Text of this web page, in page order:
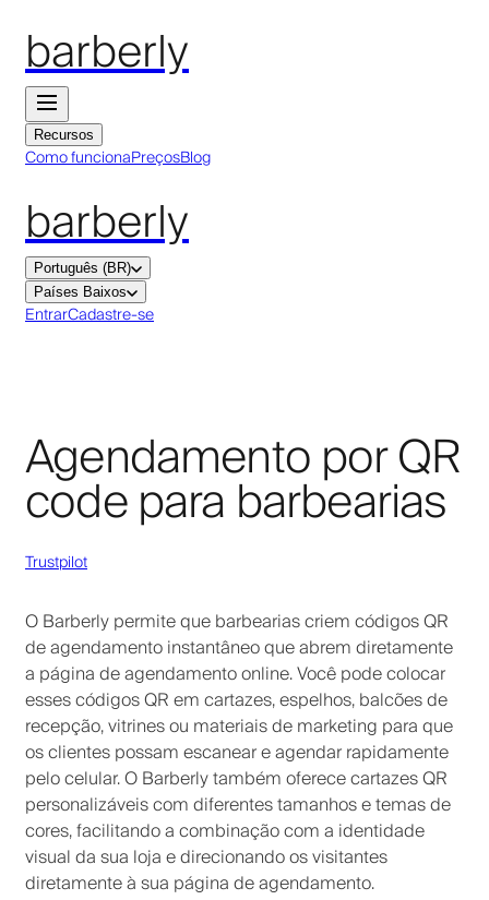
barberly
Recursos
Como funcionaPreçosBlog
barberly
Português (BR)
Países Baixos
EntrarCadastre-se
Agendamento por QR
code para barbearias
Trustpilot
O Barberly permite que barbearias criem códigos QR
de agendamento instantâneo que abrem diretamente
a página de agendamento online. Você pode colocar
esses códigos QR em cartazes, espelhos, balcões de
recepção, vitrines ou materiais de marketing para que
os clientes possam escanear e agendar rapidamente
pelo celular. O Barberly também oferece cartazes QR
personalizáveis com diferentes tamanhos e temas de
cores, facilitando a combinação com a identidade
visual da sua loja e direcionando os visitantes
diretamente à sua página de agendamento.